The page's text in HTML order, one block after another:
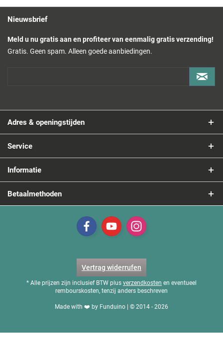
Nieuwsbrief
Meld u nu gratis aan en profiteer van eenmalig gratis verzending!
Gratis. Geen spam. Alleen goede aanbiedingen.
Adres & openingstijden
Service
Informatie
Betaalmethoden
Vertrag widerrufen
* Alle prijzen zijn inclusief BTW plus verzendkosten en eventueel
rembourskosten, tenzij anders beschreven
Made with ❤️ by Funduino | © 2014 - 2026